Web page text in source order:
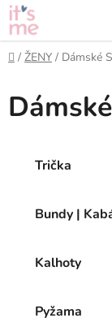
Přejít
na
obsah
Domů
/ ŽENY / Dámské
Trička
Bundy |
Kalhoty
Pyžama